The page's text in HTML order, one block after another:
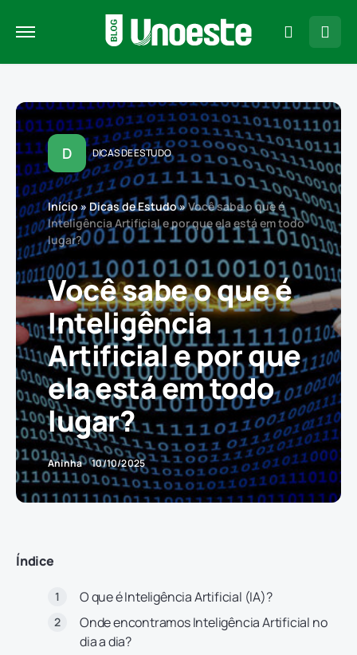
D DICAS DE ESTUDO
Início» Dicas de Estudo»Você sabe o que é
Inteligência Artificial e por que ela está em todo
lugar?
Você sabe o que é
Inteligência
Artificial e por que
ela está em todo
lugar?
Aninha 10/10/2025
Índice
O que é Inteligência Artificial (IA)?
Onde encontramos Inteligência Artificial no
dia a dia?